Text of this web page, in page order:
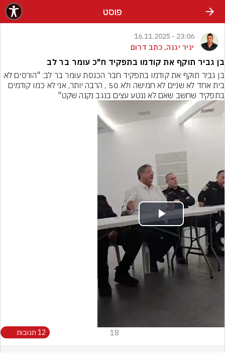
פוסט
23:06 - 16.11.2025
יניר יגנה, כתב דרום
בן גביר תוקף את קודמו בתפקיד ח"כ עומר בר לב
בתפקיד שחשב שאם לא ננטע עצים בנגב נקנה שקט"
Play
Video
18 12 תגובות